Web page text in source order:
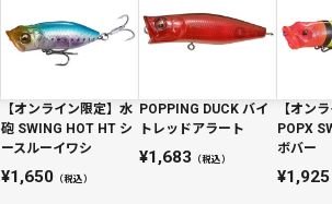
【オンライン限定】水
砲 SWING HOT HT シ
ースルーイワシ
1,650（税込）
POPPING DUCK バイ
トレッドアラート
1,683 （税込）
【オン
POPX
ボバー
1,925